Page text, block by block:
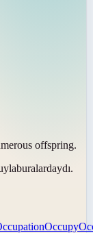
offspring.
buralardaydı.
Occupy